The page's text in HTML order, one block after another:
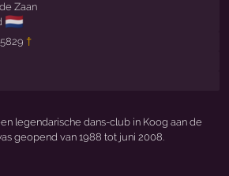
Zaan
🇳🇱
†
legendarische dans-club in Koog aan de
geopend van 1988 tot juni 2008.